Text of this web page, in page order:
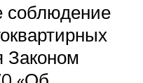
соблюдение
Законом